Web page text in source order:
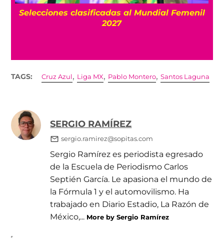
Selecciones clasificadas al Mundial Femenil
2027
TAGS: Cruz Azul, Liga MX, Pablo Montero,Santos Laguna
SERGIO RAMÍREZ
sergio.ramirez@sopitas.com
Sergio Ramírez es periodista egresado
de la Escuela de Periodismo Carlos
Septién García. Le apasiona el mundo de
la Fórmula 1 y el automovilismo. Ha
trabajado en Diario Estadio, La Razón de
México,... More by Sergio Ramírez